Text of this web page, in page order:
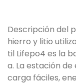
Descripción del
hierro y litio
til Lifepo4 es la
a. La estación
carga fáciles,